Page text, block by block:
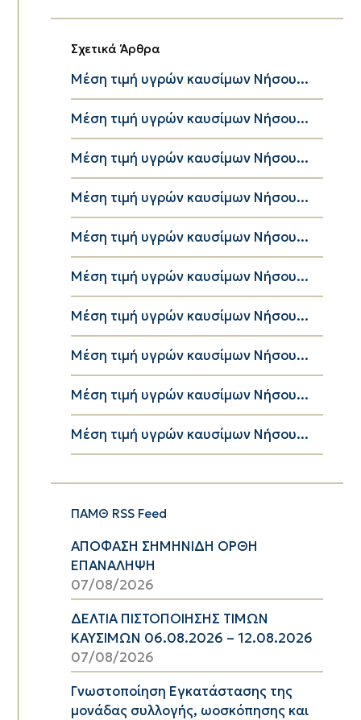
Σχετικά Άρθρα
Μέση τιμή υγρών καυσίμων Νήσου...
Μέση τιμή υγρών καυσίμων Νήσου...
Μέση τιμή υγρών καυσίμων Νήσου...
Μέση τιμή υγρών καυσίμων Νήσου...
Μέση τιμή υγρών καυσίμων Νήσου...
Μέση τιμή υγρών καυσίμων Νήσου...
Μέση τιμή υγρών καυσίμων Νήσου...
Μέση τιμή υγρών καυσίμων Νήσου...
Μέση τιμή υγρών καυσίμων Νήσου...
Μέση τιμή υγρών καυσίμων Νήσου...
ΠΑΜΘ RSS Feed
ΑΠΟΦΑΣΗ ΣΗΜΗΝΙΔΗ ΟΡΘΗ
ΕΠΑΝΑΛΗΨΗ
07/08/2026
ΔΕΛΤΙΑ ΠΙΣΤΟΠΟΙΗΣΗΣ ΤΙΜΩΝ
ΚΑΥΣΙΜΩΝ 06.08.2026 – 12.08.2026
07/08/2026
Γνωστοποίηση Εγκατάστασης της
μονάδας συλλογής, ωοσκόπησης και